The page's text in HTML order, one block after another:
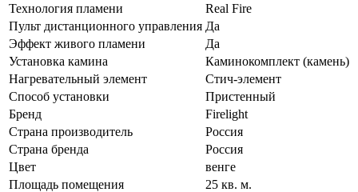
Технология пламени
Real Fire
Пульт дистанционного управления Да
Эффект живого пламени
Да
Установка камина
Каминокомплект (камень)
Нагревательный элемент
Стич-элемент
Способ установки
Пристенный
Бренд
Firelight
Страна производитель
Россия
Страна бренда
Россия
Цвет
венге
Площадь помещения
25 кв. м.